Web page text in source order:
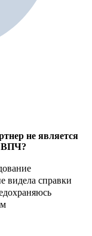
не является
ВПЧ?
видела справки